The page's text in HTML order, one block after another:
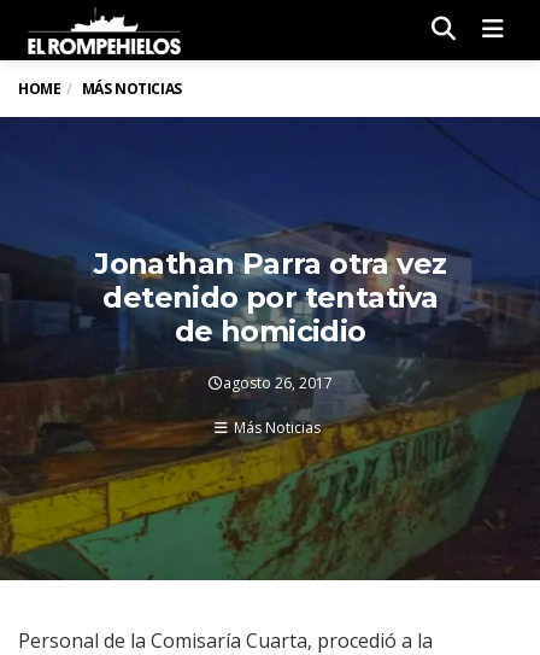
HOME MÁS NOTICIAS
Jonathan Parra otra vez
detenido por tentativa
de homicidio
agosto 26, 2017
Más Noticias
Personal de la Comisaría Cuarta, procedió a la